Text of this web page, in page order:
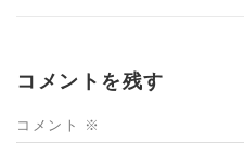
コメントを残す
コメント ※